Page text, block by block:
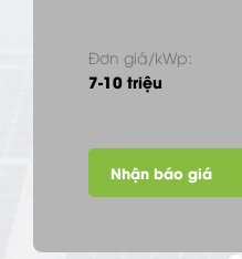
Đơn giá/kWp:
7-10 triệu
Nhận báo giá